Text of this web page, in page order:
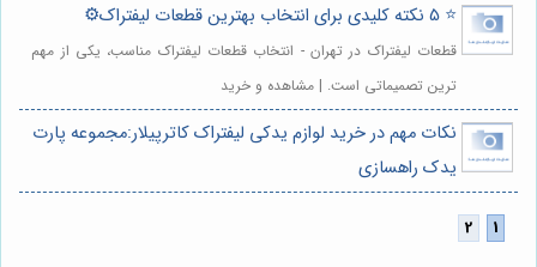
⭐️ 5 نکته کلیدی برای انتخاب بهترین قطعات لیفتراک⚙️
قطعات لیفتراک در تهران - انتخاب قطعات لیفتراک مناسب، یکی از مهم
ترین تصمیماتی است. | مشاهده و خرید
نکات مهم در خرید لوازم یدکی لیفتراک کاترپیلار:مجموعه پارت
یدک راهسازی